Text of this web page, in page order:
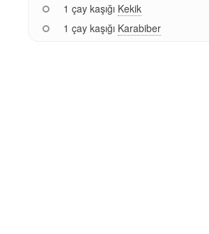
1 çay kaşığı Kekik
1 çay kaşığı Karabiber